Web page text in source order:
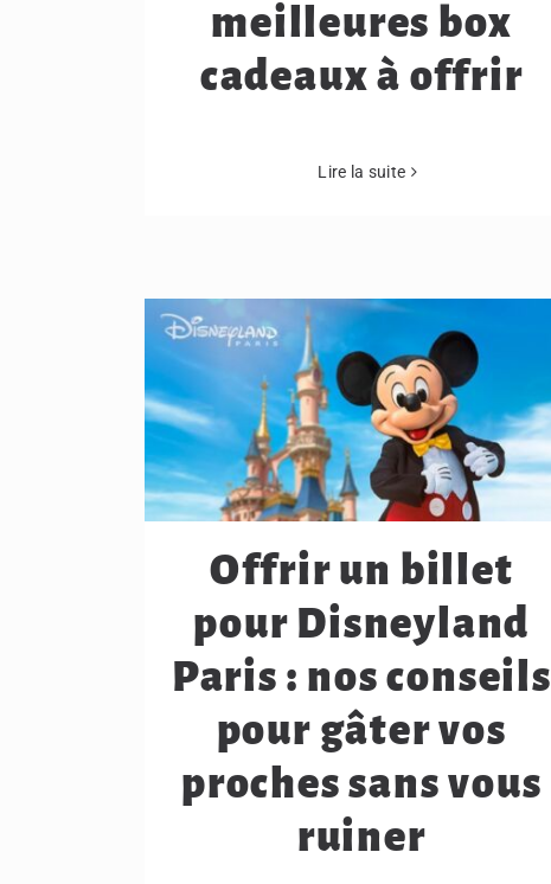
meilleures box
cadeaux à offrir
Lire la suite
Offrir un billet
pour Disneyland
Paris : nos conseils
pour gâter vos
proches sans vous
ruiner